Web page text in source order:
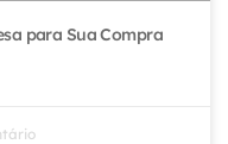
para Sua Compra